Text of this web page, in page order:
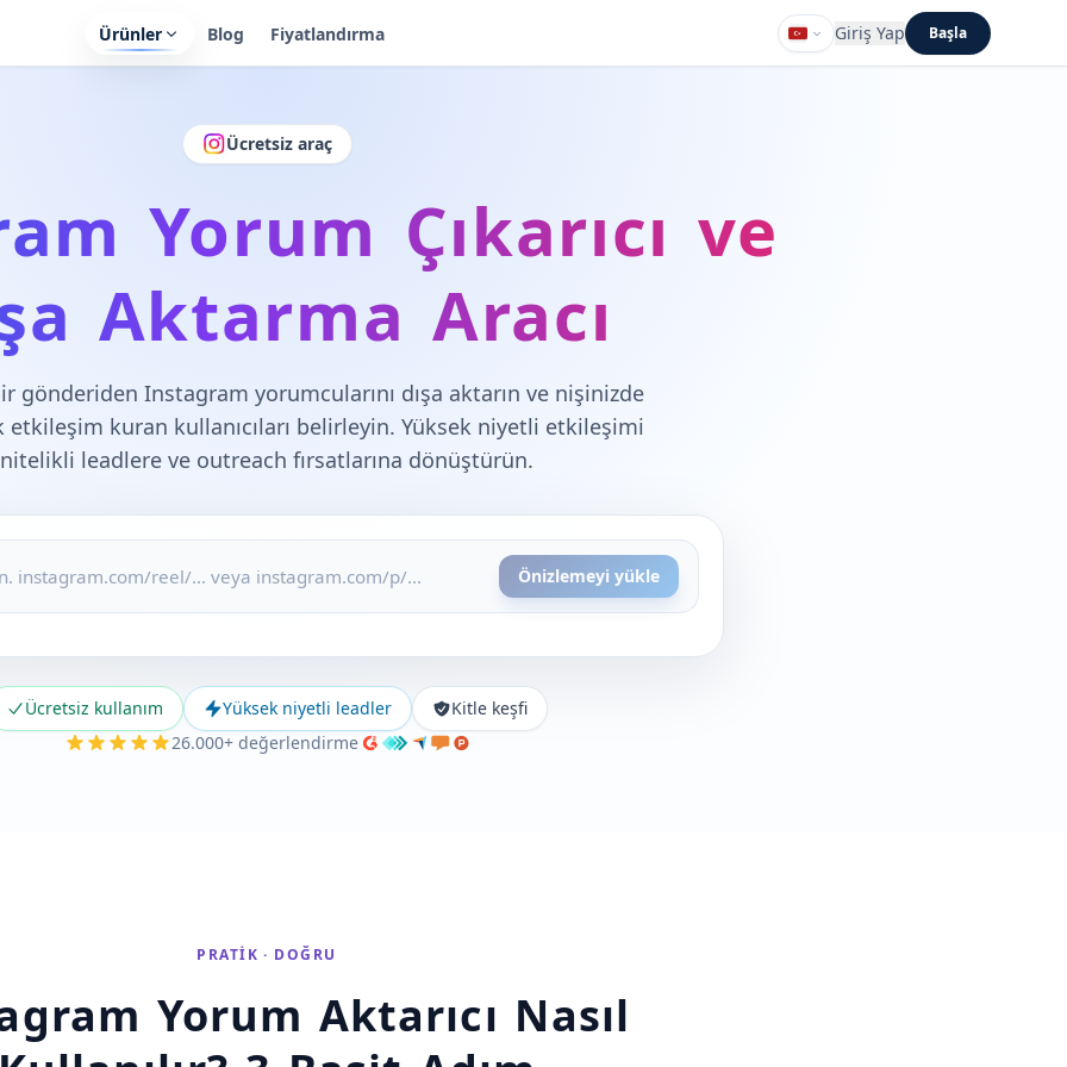
Ürünler Blog Fiyatlandırma Giriş Yap Başla
Ücretsiz araç
Yorum Çıkarıcı ve
Aktarma Aracı
gönderiden Instagram yorumcularını dışa aktarın ve nişinizde
kuran kullanıcıları belirleyin. Yüksek niyetli etkileşimi
nitelikli leadlere ve outreach fırsatlarına dönüştürün.
Önizlemeyi yükle
Ücretsiz kullanım Yüksek niyetli leadler
Kitle keşfi
26.000+ değerlendirme
PRATIK · DOĞRU
Yorum Aktarıcı Nasıl